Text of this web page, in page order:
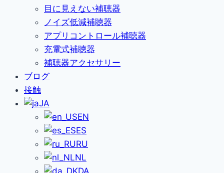
目に見えない補聴器
ノイズ低減補聴器
アプリコントロール補聴器
充電式補聴器
補聴器アクセサリー
ブログ
接触
JA
EN
ES
RU
NL
DA